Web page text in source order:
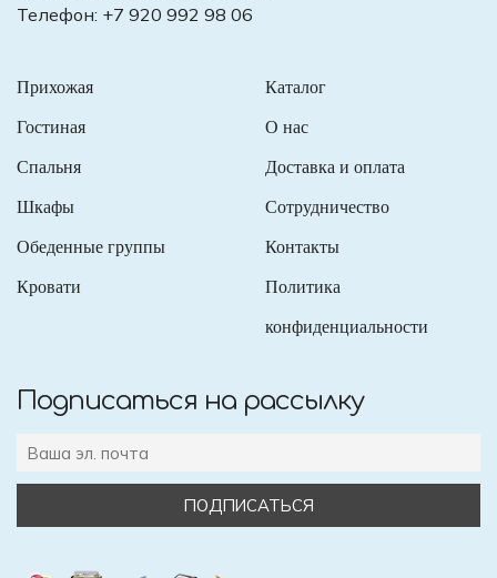
Телефон: +7 920 992 98 06
Прихожая
Гостиная
Спальня
Шкафы
Обеденные группы
Кровати
Каталог
О нас
Доставка и оплата
Сотрудничество
Контакты
Политика
конфиденциальности
Подписаться на рассылку